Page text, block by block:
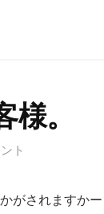
。
ト
がされますか